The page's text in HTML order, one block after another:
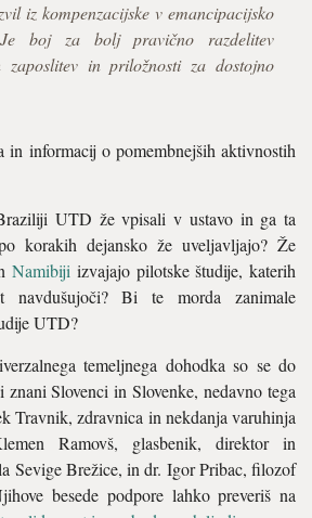
iz kompenzacijske v emancipacijsko
boj za bolj pravično razdelitev
zaposlitev in priložnosti za dostojno
in informacij o pomembnejših aktivnostih
UTD že vpisali v ustavo in ga ta
korakih dejansko že uveljavljajo? Že
Namibiji izvajajo pilotske študije, katerih
navdušujoči? Bi te morda zanimale
UTD?
temeljnega dohodka so se do
Slovenci in Slovenke, nedavno tega
Travnik, zdravnica in nekdanja varuhinja
Ramovš, glasbenik, direktor in
Sevige Brežice, in dr. Igor Pribac, filozof
besede podpore lahko preveriš na